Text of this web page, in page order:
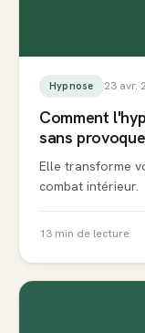
Hypnose 23 avr.
Comment
sans
Elle transforme
combat intérieur.
13 min de lecture